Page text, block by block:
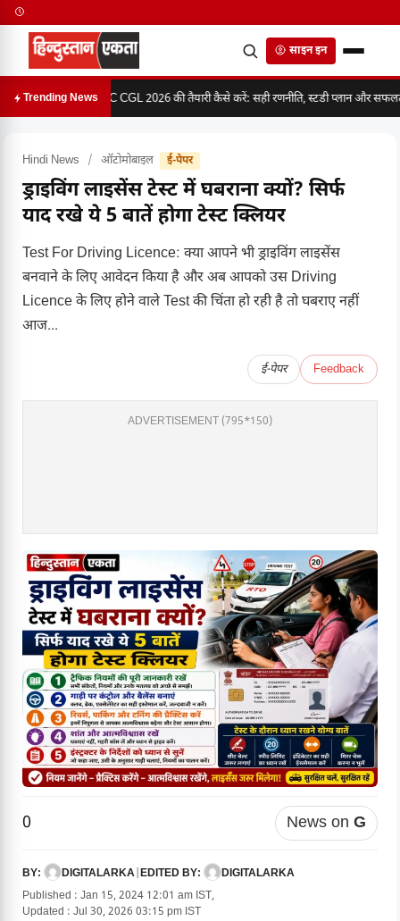
साइन इन
Trending NewsSSC CGL 2026 की तैयारी कैसे करें: सही रणनीति, स्टडी प्लान और
Hindi News / ऑटोमोबाइल ई-पेपर
ड्राइविंग लाइसेंस टेस्ट में घबराना क्यों? सिर्फ
याद रखे ये 5 बातें होगा टेस्ट क्लियर
Test For Driving Licence: क्या आपने भी ड्राइविंग लाइसेंस
बनवाने के लिए आवेदन किया है और अब आपको उस Driving
Licence के लिए होने वाले Test की चिंता हो रही है तो घबराए नहीं
आज...
ई-पेपर Feedback
ADVERTISEMENT (795*150)
0 News on G
BY: DIGITALARKA EDITED BY:
DIGITALARKA
Published : Jan 15, 2024 12:01 am IST,
Updated : Jul 30, 2026 03:15 pm IST